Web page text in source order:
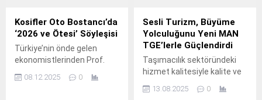
dönmeyi başardı.
Kosifler Oto Bostancı’da
‘2026 ve Ötesi’ Söyleşisi
Türkiye’nin önde gelen
ekonomistlerinden Prof.
08.12.2025 0
Sesli Turizm, Büyüme
Yolculuğunu Yeni MAN
TGE’lerle Güçlendirdi
Taşımacılık sektöründeki
hizmet kalitesiyle kalite ve
gelen Sesli Turizm, gelişim
13.08.2025 0